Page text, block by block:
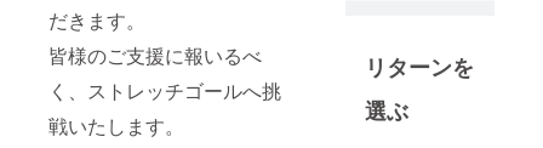
だきます。
皆様のご支援に報いるべ
く、ストレッチゴールへ挑
戦いたします。
す。
音楽・音
リターンを
選ぶ